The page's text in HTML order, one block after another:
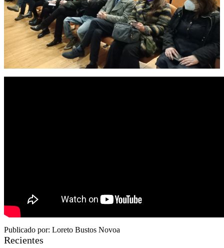
Publicado por: Loreto Bustos Novoa
Recientes